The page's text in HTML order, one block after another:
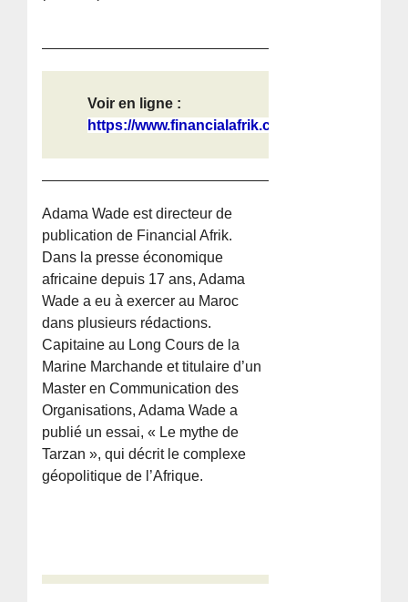
Voir en ligne :
https://www.financialafrik.com/2021...
Adama Wade est directeur de
publication de Financial Afrik.
Dans la presse économique
africaine depuis 17 ans, Adama
Wade a eu à exercer au Maroc
dans plusieurs rédactions.
Capitaine au Long Cours de la
Marine Marchande et titulaire d’un
Master en Communication des
Organisations, Adama Wade a
publié un essai, « Le mythe de
Tarzan », qui décrit le complexe
géopolitique de l’Afrique.